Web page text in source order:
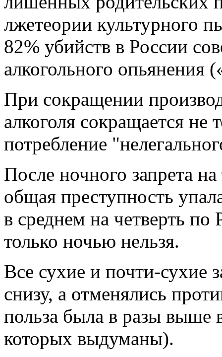
лжетеории культурного
82% убийств в России
алкогольного опьянения
При сокращении
алкоголя сокращается не
потребление
После ночного запрета
общая преступность
в среднем на четверть
только ночью нельзя.
Все сухие и почти-сухие
снизу, а отменялись
польза была в разы выше
которых выдуманы).